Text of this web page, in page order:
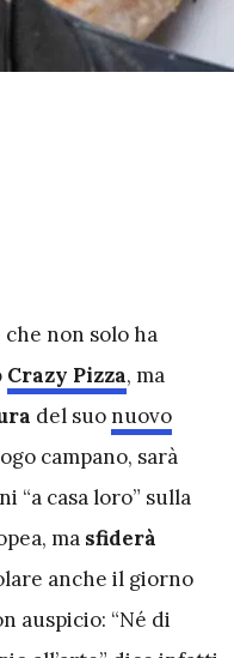
non solo ha
Crazy Pizza, ma
del suonuovo
campano, sarà
“a casa loro” sulla
ma sfiderà
anche il giorno
auspicio: “Né di